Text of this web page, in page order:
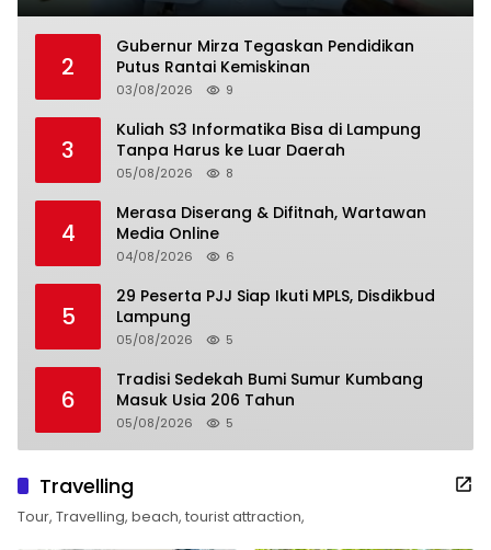
2
Gubernur Mirza Tegaskan Pendidikan
Putus Rantai Kemiskinan
03/08/2026 9
3
Kuliah S3 Informatika Bisa di Lampung
Tanpa Harus ke Luar Daerah
05/08/2026 8
4
Merasa Diserang & Difitnah, Wartawan
Media Online
04/08/2026 6
5
29 Peserta PJJ Siap Ikuti MPLS, Disdikbud
Lampung
05/08/2026 5
6
Tradisi Sedekah Bumi Sumur Kumbang
Masuk Usia 206 Tahun
05/08/2026 5
Travelling
Tour, Travelling, beach, tourist attraction,